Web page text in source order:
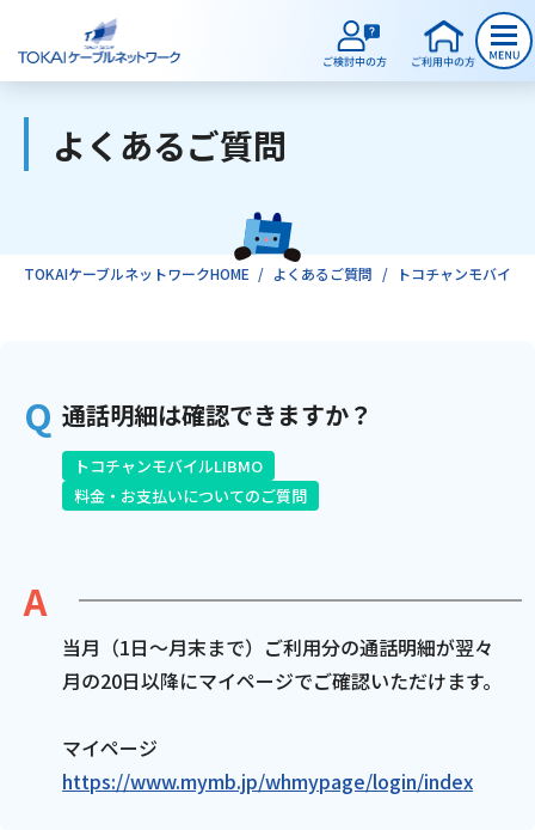
ご検討中のお客様
ご利用中のお客様
インターネット
テレビ
動画配信
よくあるご質問
TOKAIケーブルネットワークHOME よくあるご質問 トコチャンモバイル
通話明細は確認できますか？
トコチャンモバイルLIBMO
料金・お支払いについてのご質問
当月（1日～月末まで）ご利用分の通話明細が翌々
月の20日以降にマイページでご確認いただけます。
マイページ
https://www.mymb.jp/whmypage/login/index